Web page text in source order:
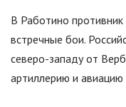
В Работино противник
встречные бои.
северо-западу от
артиллерию и